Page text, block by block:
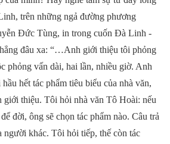
trên những ngả đường phương
Đức Tùng, in trong cuốn Đà Linh -
đâu xa: “…Anh giới thiệu tôi phỏng
phỏng vấn dài, hai lần, nhiều giờ. Anh
hết tác phẩm tiêu biểu của nhà văn,
giới thiệu. Tôi hỏi nhà văn Tô Hoài: nếu
đời, ông sẽ chọn tác phẩm nào. Câu trả
người khác. Tôi hỏi tiếp, thế còn tác